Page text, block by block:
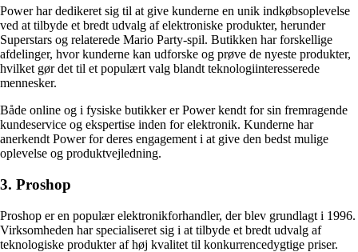
Power har dedikeret sig til at give kunderne en unik indkøbsoplevelse
ved at tilbyde et bredt udvalg af elektroniske produkter, herunder
Superstars og relaterede Mario Party-spil. Butikken har forskellige
afdelinger, hvor kunderne kan udforske og prøve de nyeste produkter,
hvilket gør det til et populært valg blandt teknologiinteresserede
mennesker.
Både online og i fysiske butikker er Power kendt for sin fremragende
kundeservice og ekspertise inden for elektronik. Kunderne har
anerkendt Power for deres engagement i at give den bedst mulige
oplevelse og produktvejledning.
3. Proshop
Proshop er en populær elektronikforhandler, der blev grundlagt i 1996.
Virksomheden har specialiseret sig i at tilbyde et bredt udvalg af
teknologiske produkter af høj kvalitet til konkurrencedygtige priser.